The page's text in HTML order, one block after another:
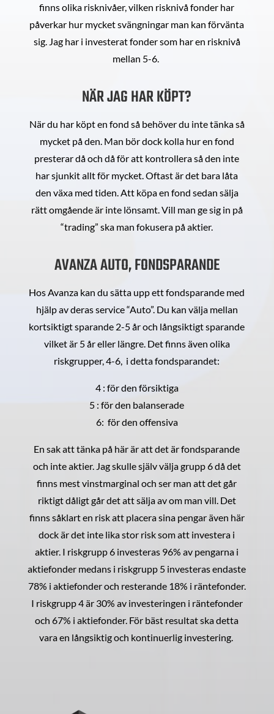
finns olika risknivåer, vilken risknivå fonder har
påverkar hur mycket svängningar man kan förvänta
sig. Jag har i investerat fonder som har en risknivå
mellan 5-6.
NÄR JAG HAR KÖPT?
När du har köpt en fond så behöver du inte tänka så
mycket på den. Man bör dock kolla hur en fond
presterar då och då för att kontrollera så den inte
har sjunkit allt för mycket. Oftast är det bara låta
den växa med tiden. Att köpa en fond sedan sälja
rätt omgående är inte lönsamt. Vill man ge sig in på
“trading” ska man fokusera på aktier.
AVANZA AUTO, FONDSPARANDE
Hos Avanza kan du sätta upp ett fondsparande med
hjälp av deras service “Auto”. Du kan välja mellan
kortsiktigt sparande 2-5 år och långsiktigt sparande
vilket är 5 år eller längre. Det finns även olika
riskgrupper, 4-6, i detta fondsparandet:
4 : för den försiktiga
5 : för den balanserade
6: för den offensiva
En sak att tänka på här är att det är fondsparande
och inte aktier. Jag skulle själv välja grupp 6 då det
finns mest vinstmarginal och ser man att det går
riktigt dåligt går det att sälja av om man vill. Det
finns såklart en risk att placera sina pengar även här
dock är det inte lika stor risk som att investera i
aktier. I riskgrupp 6 investeras 96% av pengarna i
aktiefonder medans i riskgrupp 5 investeras endaste
78% i aktiefonder och resterande 18% i räntefonder.
I riskgrupp 4 är 30% av investeringen i räntefonder
och 67% i aktiefonder. För bäst resultat ska detta
vara en långsiktig och kontinuerlig investering.